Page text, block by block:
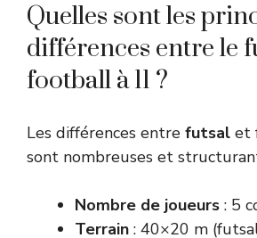
Quelles sont les
différences entre le
football à 11 ?
Les différences entre futsal et
sont nombreuses et
Nombre de joueurs : 5
Terrain : 40×20 m